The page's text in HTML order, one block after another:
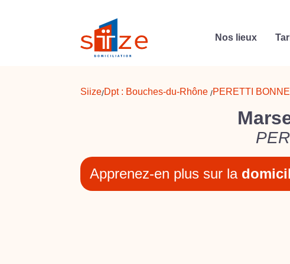
Nos lieux
Siize/Dpt : Bouches-du-Rhône /PERETTI
Apprenez-en plus sur la